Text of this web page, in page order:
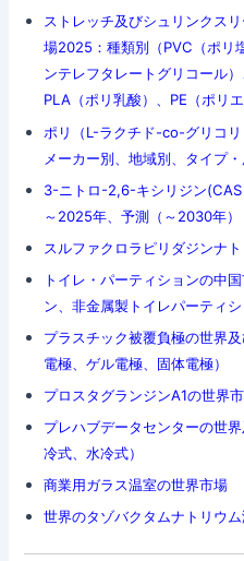
ストレッチ及びシュリンクス
場2025：種類別（PVC（ポリ
ンテレフタレートグリコール
PLA（ポリ乳酸）、PE（ポリ
ポリ（L-ラクチド-co-グリコ
メーカー別、地域別、タイプ
3-ニトロ-2,6-キシリジン
～2025年、予測（～2030年）
スルファクロラピリダジンナ
トイレ・パーティションの中
ン、非金属製トイレパーティ
プラスチック被覆負極の世界
電極、ゲル電極、固体電極）
プロスタグランジンA1の世界
プレハブデータセンターの世
冷式、水冷式）
商業用ガラス温室の世界市場
世界のタゾバクタムナトリウ